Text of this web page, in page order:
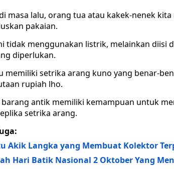
masa lalu, orang tua atau kakek-nenek
pakaian.
tidak menggunakan listrik, melainkan diisi
diperlukan.
memiliki setrika arang kuno yang benar-
rupiah lho.
antik memiliki kemampuan untuk
setrika arang.
Akik Langka yang Membuat Kolektor
Hari Batik Nasional 2 Oktober Yang